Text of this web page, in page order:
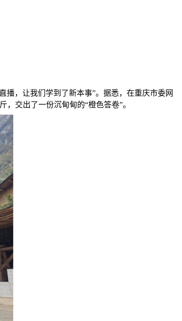
播，让我们学到了新本事”。据悉，在重庆市委网
交出了一份沉甸甸的“橙色答卷”。